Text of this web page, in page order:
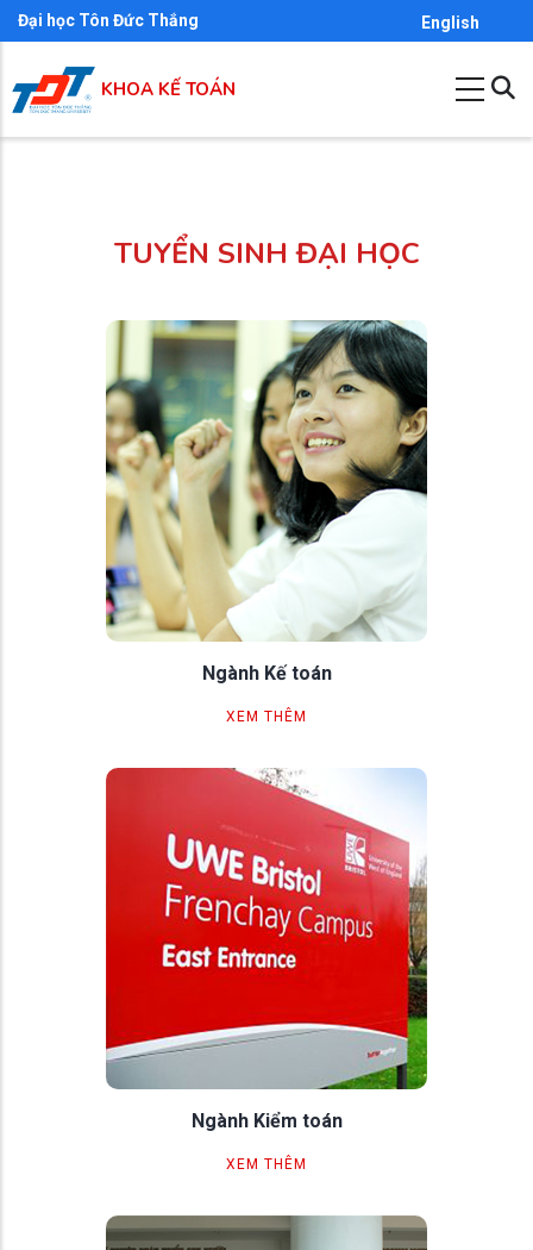
Nhảy
đến
nội
dung
Đại học Tôn Đức Thắng English
KHOA KẾ TOÁN
TUYỂN SINH ĐẠI HỌC
Ngành Kế toán
XEM THÊM
Ngành Kiểm toán
XEM THÊM